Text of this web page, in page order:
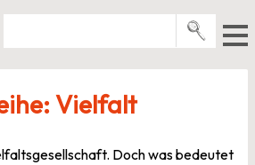
Events
E-Books
Vielfalt
Doch was bedeutet